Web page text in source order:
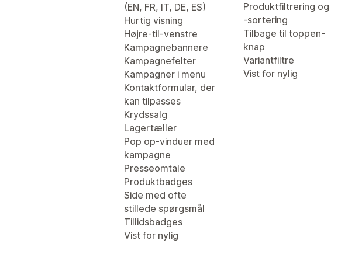
(EN, FR, IT, DE, ES)
Hurtig visning
Højre-til-venstre
Kampagnebannere
Kampagnefelter
Kampagner i menu
Kontaktformular, der
kan tilpasses
Krydssalg
Lagertæller
Pop op-vinduer med
kampagne
Presseomtale
Produktbadges
Side med ofte
stillede spørgsmål
Tillidsbadges
Vist for nylig
Produktfiltrering og
-sortering
Tilbage til toppen-
knap
Variantfiltre
Vist for nylig